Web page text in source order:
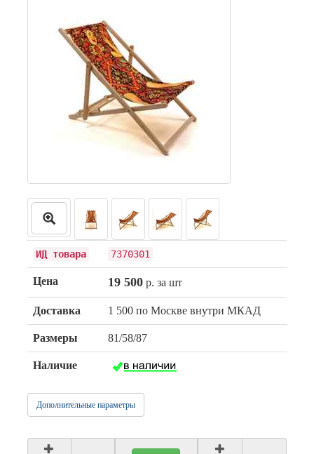
ИД товара 7370301
Цена 19 500р. за шт
Доставка 1 500 по Москве внутри МКАД
Размеры 81/58/87
Наличие
Дополнительные параметры